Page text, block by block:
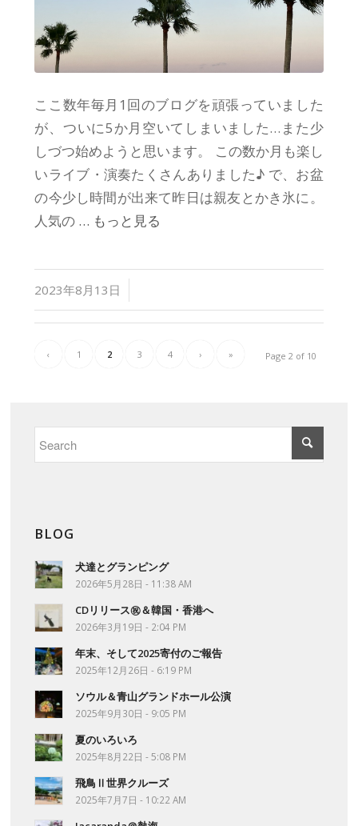
ここ数年毎月1回のブログを頑張っていました
が、ついに5か月空いてしまいました…また少
しづつ始めようと思います。 この数か月も楽し
いライブ・演奏たくさんありました♪ で、お盆
の今少し時間が出来て昨日は親友とかき氷に。
人気の … もっと見る
2023年8月13日
Page 2 of 10
‹ 1 2 3 4 › »
BLOG
犬達とグランピング
2026年5月28日 - 11:38 AM
CDリリース㊗＆韓国・香港へ
2026年3月19日 - 2:04 PM
年末、そして2025寄付のご報告
2025年12月26日 - 6:19 PM
ソウル＆青山グランドホール公演
2025年9月30日 - 9:05 PM
夏のいろいろ
2025年8月22日 - 5:08 PM
飛鳥Ⅱ世界クルーズ
2025年7月7日 - 10:22 AM